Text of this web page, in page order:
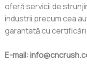
oferă servicii de
industrii precum cea
garantată cu certificări
E-mail: